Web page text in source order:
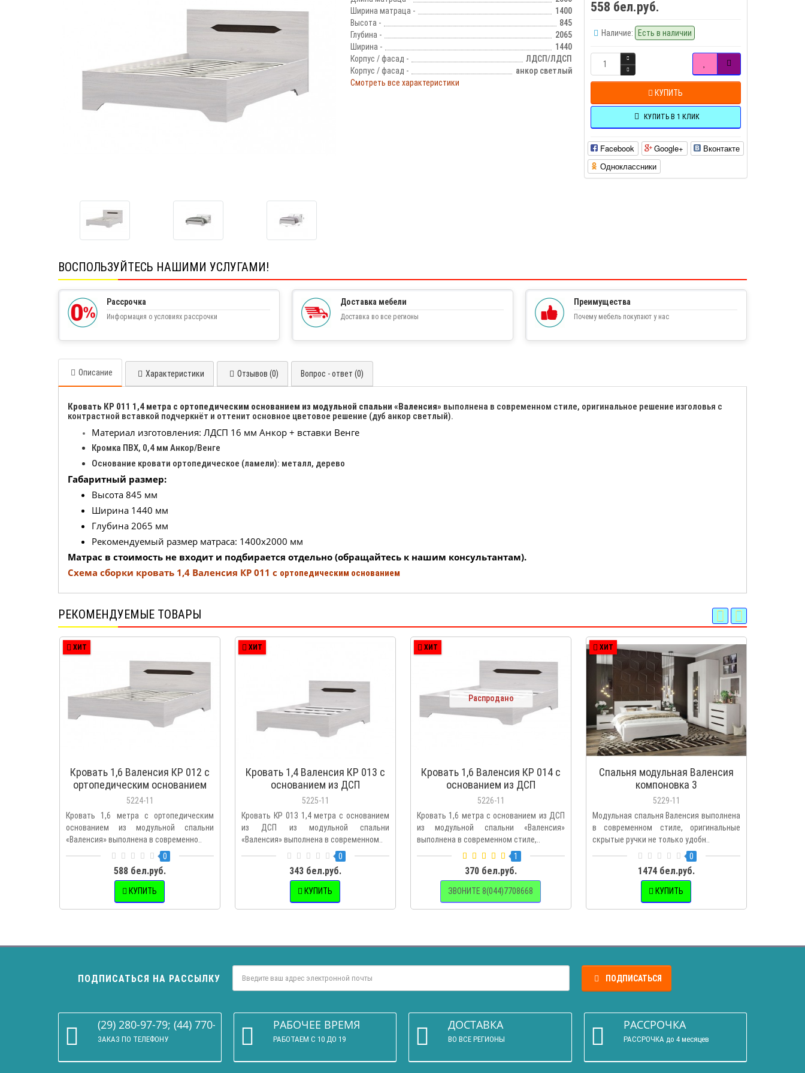
Ширина матраца -
1400
Высота -
845
Глубина -
2065
Ширина -
1440
Корпус / фасад -
ЛДСП/ЛДСП
Корпус / фасад -
анкор светлый
Смотреть все характеристики
558 бел.руб.
Наличие: Есть в наличии
КУПИТЬ
КУПИТЬ В 1 КЛИК
Facebook Google+
Вконтакте
Одноклассники
ВОСПОЛЬЗУЙТЕСЬ НАШИМИ УСЛУГАМИ!
Рассрочка
Информация о условиях рассрочки
Доставка мебели
Доставка во все регионы
Преимущества
Почему мебель покупают у нас
Описание Характеристики Отзывов (0) Вопрос - ответ (0)
Кровать КР 011 1,4 метра с ортопедическим основанием из модульной спальни «Валенсия» выполнена в современном стиле, оригинальное решение изголовья с
контрастной вставкой подчеркнёт и оттенит основное цветовое решение (дуб анкор светлый).
Материал изготовления: ЛДСП 16 мм Анкор + вставки Венге
Кромка ПВХ, 0,4 мм Анкор/Венге
Основание кровати ортопедическое (ламели): металл, дерево
Габаритный размер:
Высота 845 мм
Ширина 1440 мм
Глубина 2065 мм
Рекомендуемый размер матраса: 1400х2000 мм
Матрас в стоимость не входит и подбирается отдельно (обращайтесь к нашим консультантам).
Схема сборки кровать 1,4 Валенсия КР 011 с ортопедическим основанием
РЕКОМЕНДУЕМЫЕ ТОВАРЫ
ХИТ
Кровать 1,6 Валенсия КР 012 с
ортопедическим основанием
5224-11
Кровать 1,6 метра с ортопедическим
основанием из модульной спальни
«Валенсия» выполнена в современно..
0
588 бел.руб.
КУПИТЬ
ХИТ
Кровать 1,4 Валенсия КР 013 с
основанием из ДСП
5225-11
Кровать КР 013 1,4 метра с основанием
из ДСП из модульной спальни
«Валенсия» выполнена в современном..
0
343 бел.руб.
КУПИТЬ
ХИТ
Распродано
Кровать 1,6 Валенсия КР 014 с
основанием из ДСП
5226-11
Кровать 1,6 метра с основанием из ДСП
из модульной спальни «Валенсия»
выполнена в современном стиле,..
1
370 бел.руб.
ЗВОНИТЕ 8(044)7708668
ХИТ
Спальня модульная Валенсия
компоновка 3
5229-11
Модульная спальня Валенсия выполнена
в современном стиле, оригинальные
скрытые ручки не только удобн..
0
1474 бел.руб.
КУПИТЬ
ПОДПИСАТЬСЯ НА РАССЫЛКУ ПОДПИСАТЬСЯ
(29) 280-97-79; (44) 770-86-68
ЗАКАЗ ПО ТЕЛЕФОНУ
РАБОЧЕЕ ВРЕМЯ
РАБОТАЕМ С 10 ДО 19
ДОСТАВКА
ВО ВСЕ РЕГИОНЫ
РАССРОЧКА
РАССРОЧКА до 4 месяцев